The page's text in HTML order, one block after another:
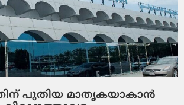
പുതിയ മാതൃകയാകാൻ